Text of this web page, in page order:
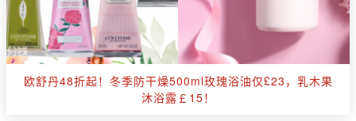
欧舒丹48折起！冬季防干燥500ml玫瑰浴油仅£23，乳木果
沐浴露￡15！